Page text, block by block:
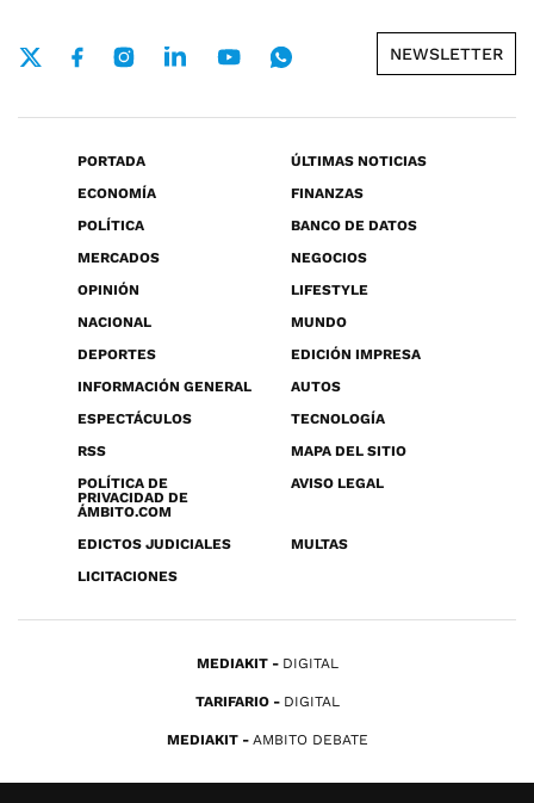
NEWSLETTER
PORTADA
ÚLTIMAS NOTICIAS
ECONOMÍA
FINANZAS
POLÍTICA
BANCO DE DATOS
MERCADOS
NEGOCIOS
OPINIÓN
LIFESTYLE
NACIONAL
MUNDO
DEPORTES
EDICIÓN IMPRESA
INFORMACIÓN GENERAL
AUTOS
ESPECTÁCULOS
TECNOLOGÍA
RSS
MAPA DEL SITIO
POLÍTICA DE
PRIVACIDAD DE
ÁMBITO.COM
AVISO LEGAL
EDICTOS JUDICIALES
MULTAS
LICITACIONES
MEDIAKIT DIGITAL
TARIFARIO DIGITAL
MEDIAKIT AMBITO DEBATE